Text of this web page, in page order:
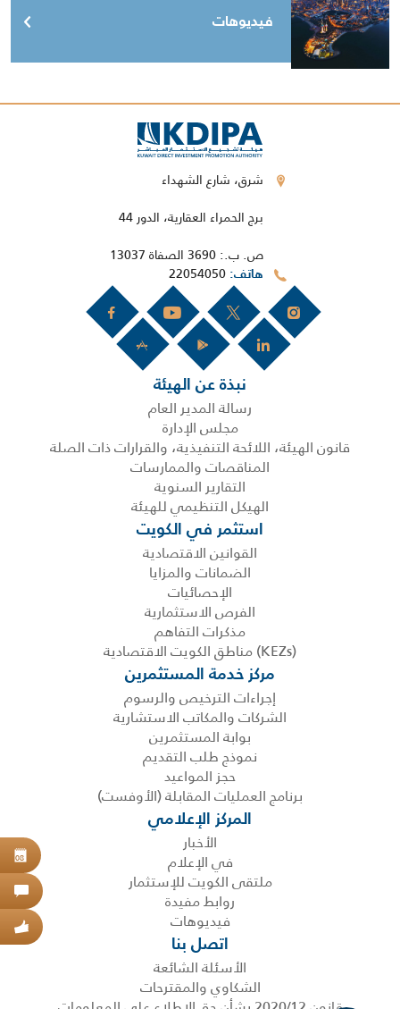
فيديوهات
شرق، شارع الشهداء
برج الحمراء العقارية، الدور 44
ص. ب.: 3690 الصفاة 13037
هاتف
نبذة عن الهيئة
رسالة المدير العام
مجلس الإدارة
قانون الهيئة، اللائحة التنفيذية، والقرارات ذات الصلة
المناقصات والممارسات
التقارير السنوية
الهيكل التنظيمي للهيئة
استثمر في الكويت
القوانين الاقتصادية
الضمانات والمزايا
الإحصائيات
الفرص الاستثمارية
مذكرات التفاهم
(KEZs) مناطق الكويت الاقتصادية
مركز خدمة المستثمرين
إجراءات الترخيص والرسوم
الشركات والمكاتب الاستشارية
بوابة المستثمرين
نموذج طلب التقديم
حجز المواعيد
برنامج العمليات المقابلة (الأوفست)
المركز الإعلامي
الأخبار
في الإعلام
ملتقى الكويت للإستثمار
روابط مفيدة
فيديوهات
اتصل بنا
الأسئلة الشائعة
الشكاوي والمقترحات
08